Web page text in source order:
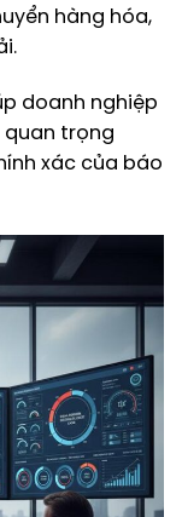
hàng hóa,
doanh nghiệp
trọng
xác của báo